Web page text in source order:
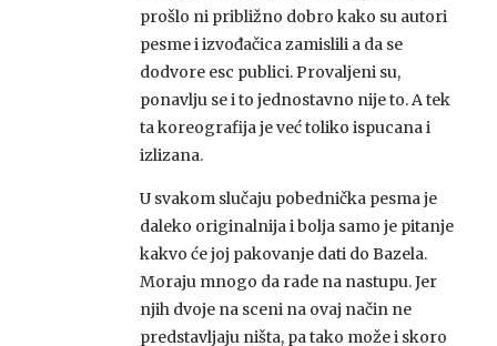
prošlo ni približno dobro kako su autori
pesme i izvođačica zamislili a da se
dodvore esc publici. Provaljeni su,
ponavlju se i to jednostavno nije to. A tek
ta koreografija je već toliko ispucana i
izlizana.
U svakom slučaju pobednička pesma je
daleko originalnija i bolja samo je pitanje
kakvo će joj pakovanje dati do Bazela.
Moraju mnogo da rade na nastupu. Jer
njih dvoje na sceni na ovaj način ne
predstavljaju ništa, pa tako može i skoro